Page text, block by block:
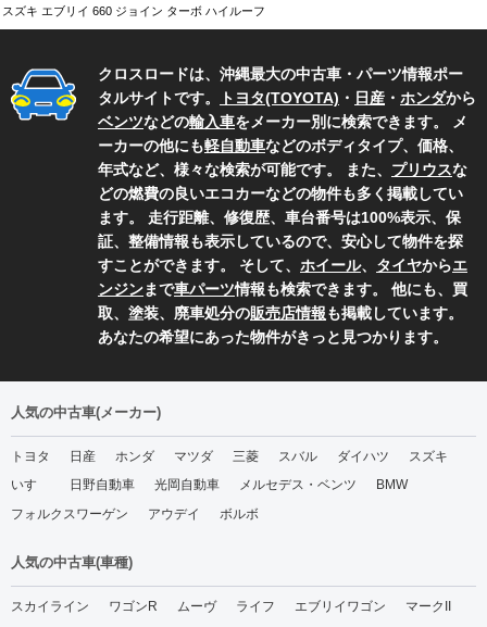
スズキ エブリイ 660 ジョイン ターボ ハイルーフ
クロスロードは、沖縄最大の中古車・パーツ情報ポー
タルサイトです。
トヨタ(TOYOTA) ・ 日産 ・ ホンダから
ベンツなどの輸入車をメーカー別に検索できます。 メ
ーカーの他にも軽自動車などのボディタイプ、価格、
年式など、様々な検索が可能です。 また、 プリウスな
どの燃費の良いエコカーなどの物件も多く掲載してい
ます。 走行距離、修復歴、車台番号は100%表示、保
証、整備情報も表示しているので、安心して物件を探
すことができます。 そして、 ホイール、 タイヤからエ
ンジンまで車パーツ情報も検索できます。 他にも、買
取、塗装、廃車処分の販売店情報も掲載しています。
あなたの希望にあった物件がきっと見つかります。
人気の中古車(メーカー)
トヨタ 日産 ホンダ マツダ 三菱 スバル ダイハツ
スズキ
いすゞ
日野自動車 光岡自動車 メルセデス・ベンツ
BMW
フォルクスワーゲン
アウデイ ボルボ
人気の中古車(車種)
スカイライン ワゴンR ムーヴ ライフ エブリイワゴン
マークII